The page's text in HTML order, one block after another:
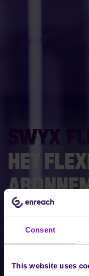
Consent
This website uses
SWYX
HET